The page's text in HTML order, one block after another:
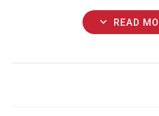
expand_more READ